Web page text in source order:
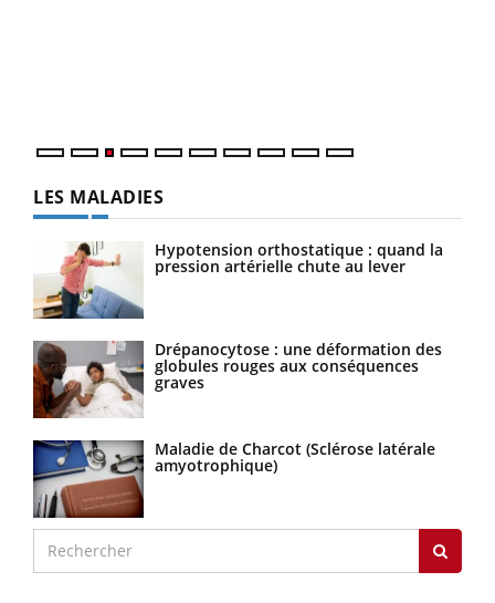
LES MALADIES
Hypotension orthostatique : quand la
pression artérielle chute au lever
Drépanocytose : une déformation des
globules rouges aux conséquences
graves
Maladie de Charcot (Sclérose latérale
amyotrophique)